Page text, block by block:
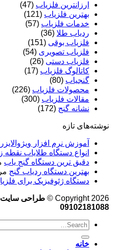
ارزانترین فلزیاب (47)
بهترین فلزیاب (121)
خدمات فلزیاب (57)
ردیاب طلا (36)
فلزیاب بوقی (151)
فلزیاب تصویری (54)
فلزیاب دستی (26)
کاتالوگ فلزیاب (17)
گنجیاب (80)
محصولات فلزیاب (226)
مقالات فلزیاب (300)
نشانه گنج (172)
نوشته‌های تازه
آموزش نرم‌ افزار ویژوالایزر
انواع دستگاه طلایاب نقطه
دقیق ترین دستگاه گنج یاب
بهترین دستگاه ردیاب گنج
دستگاه ژئوفیزیک برای
Copyright 2026 ©
طراحی سایت
09102181088
خانه